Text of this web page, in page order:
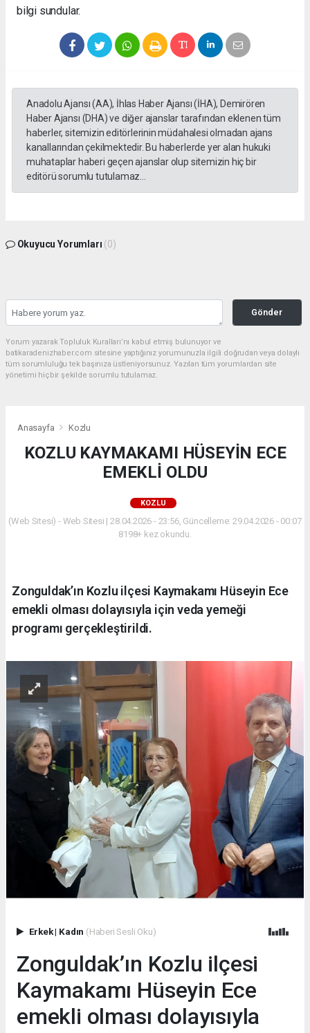
bilgi sundular.
Anadolu Ajansı (AA), İhlas Haber Ajansı (İHA), Demirören
Haber Ajansı (DHA) ve diğer ajanslar tarafından eklenen tüm
haberler, sitemizin editörlerinin müdahalesi olmadan ajans
kanallarından çekilmektedir. Bu haberlerde yer alan hukuki
muhataplar haberi geçen ajanslar olup sitemizin hiç bir
editörü sorumlu tutulamaz...
Okuyucu Yorumları (0)
Gönder
Yorum yazarak Topluluk Kuralları’nı kabul etmiş bulunuyor ve
batikaradenizhaber.com sitesine yaptığınız yorumunuzla ilgili doğrudan veya dolaylı
tüm sorumluluğu tek başınıza üstleniyorsunuz. Yazılan tüm yorumlardan site
yönetimi hiçbir şekilde sorumlu tutulamaz.
Anasayfa Kozlu
KOZLU KAYMAKAMI HÜSEYİN ECE
EMEKLİ OLDU
KOZLU
(Web Sitesi) - Web Sitesi | 28.04.2026 - 23:56, Güncelleme: 29.04.2026 - 00:07
8198+ kez okundu.
Zonguldak’ın Kozlu ilçesi Kaymakamı Hüseyin Ece
emekli olması dolayısıyla için veda yemeği
programı gerçekleştirildi.
Erkek| Kadın (Haberi Sesli Oku)
Zonguldak’ın Kozlu ilçesi
Kaymakamı Hüseyin Ece
emekli olması dolayısıyla